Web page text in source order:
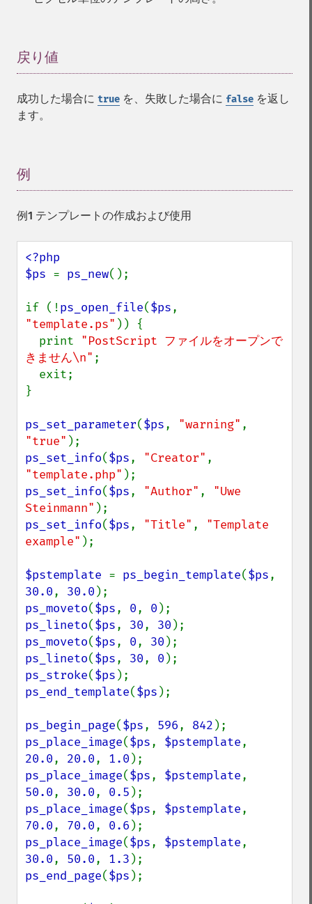
戻り値
成功した場合に true を、失敗した場合に false を返し
ます。
例
例1 テンプレートの作成および使用
<?php
$ps = ps_new();
if (!ps_open_file($ps
"template.ps" )) {
  print
"PostScript ファイルをオープンで
きません\n" ;
}
ps_set_parameter($ps, "warning"
"true"
ps_set_info($ps, "Creator"
"template.php"
ps_set_info($ps, "Author" , "Uwe
Steinmann"
ps_set_info($ps, "Title" , "Template
example" );
$pstemplate = ps_begin_template($ps
30.0, 30.0
ps_moveto($ps, 0, 0
ps_lineto($ps, 30, 30
ps_moveto($ps, 0, 30
ps_lineto($ps, 30, 0
ps_stroke($ps
ps_end_template($ps );
ps_begin_page($ps, 596, 842
ps_place_image($ps, $pstemplate
20.0, 20.0, 1.0
ps_place_image($ps, $pstemplate
50.0, 30.0, 0.5
ps_place_image($ps, $pstemplate
70.0, 70.0, 0.6
ps_place_image($ps, $pstemplate
30.0, 50.0, 1.3
ps_end_page($ps );